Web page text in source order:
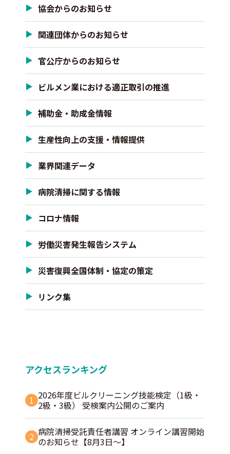
協会からのお知らせ
関連団体からのお知らせ
官公庁からのお知らせ
ビルメン業における適正取引の推進
補助金・助成金情報
生産性向上の支援・情報提供
業界関連データ
病院清掃に関する情報
コロナ情報
労働災害発生報告システム
災害復興全国体制・協定の策定
リンク集
アクセスランキング
1 2026年度ビルクリーニング技能検定（1級・
2級・3級） 受検案内公開のご案内
2 病院清掃受託責任者講習 オンライン講習開始
のお知らせ【8月3日～】